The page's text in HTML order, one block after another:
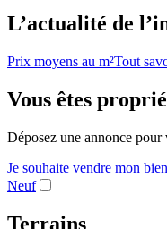
L’actualité de
Prix moyens au m²Tout
Vous êtes
Déposez une annonce
Je souhaite vendre mon bien
Neuf
Terrains